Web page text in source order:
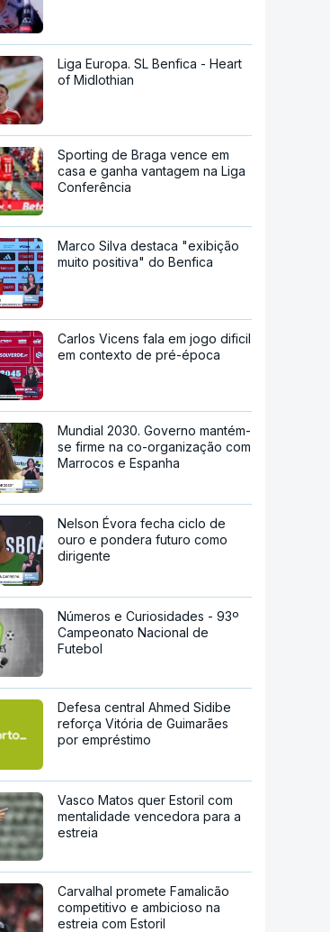
Liga Europa. SL Benfica - Heart
of Midlothian
Sporting de Braga vence em
casa e ganha vantagem na Liga
Conferência
Marco Silva destaca "exibição
muito positiva" do Benfica
Carlos Vicens fala em jogo dificil
em contexto de pré-época
Mundial 2030. Governo mantém-
se firme na co-organização com
Marrocos e Espanha
Nelson Évora fecha ciclo de
ouro e pondera futuro como
dirigente
Números e Curiosidades - 93º
Campeonato Nacional de
Futebol
Defesa central Ahmed Sidibe
reforça Vitória de Guimarães
por empréstimo
Vasco Matos quer Estoril com
mentalidade vencedora para a
estreia
Carvalhal promete Famalicão
competitivo e ambicioso na
estreia com Estoril